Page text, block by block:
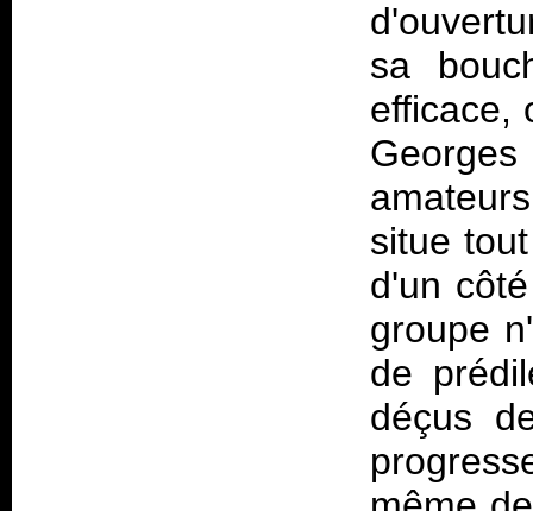
sa
efficace,
situe
d'un
groupe
de
déçus